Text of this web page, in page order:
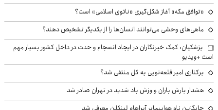
«توافق مکه» آغاز شکل‌گیری «ناتوی اسلامی» است؟
ماهی‌های وحشی می‌توانند انسان‌ها را از یکدیگر تشخیص دهند؟
پزشکیان: کمک خبرنگاران در ایجاد انسجام و حدت در داخل کشور بسیار مهم
است +ویدیو
برکناری امیر قلعه‌نویی به کل منتفی شد؟
هشدار بارش باران و وزش باد شدید در تهران صادر شد